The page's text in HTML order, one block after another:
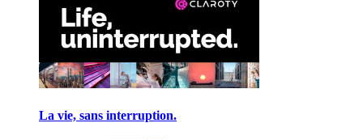
La vie, sans interruption.